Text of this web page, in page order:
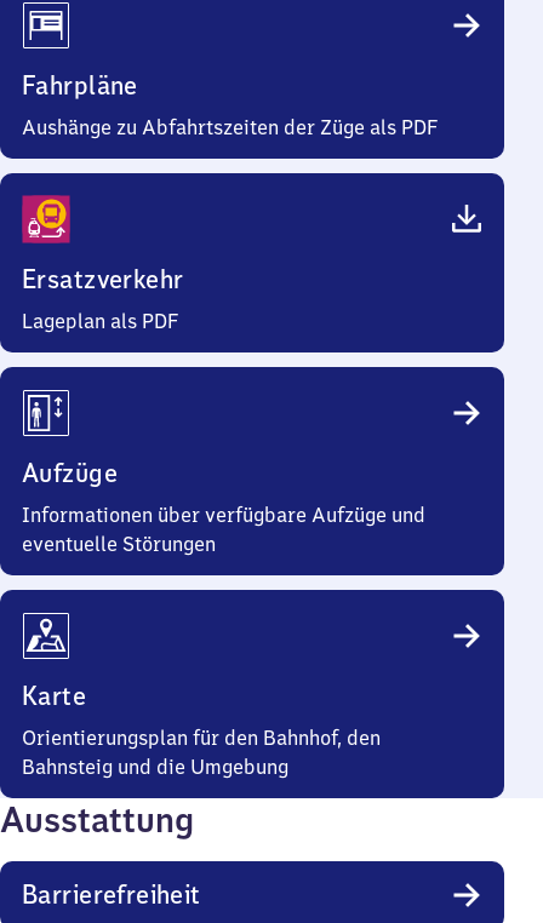
Fahrpläne
Aushänge zu Abfahrtszeiten der Züge als PDF
Ersatzverkehr
Lageplan als PDF
Aufzüge
Informationen über verfügbare Aufzüge und
eventuelle Störungen
Karte
Orientierungsplan für den Bahnhof, den
Bahnsteig und die Umgebung
Ausstattung
Barrierefreiheit